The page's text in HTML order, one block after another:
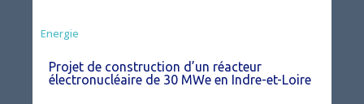
Energie
Projet de construction d’un réacteur
électronucléaire de 30 MWe en Indre-et-Loire